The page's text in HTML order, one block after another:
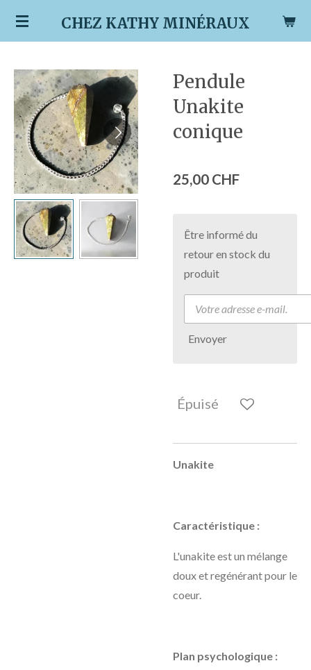
Passer
principal
CHEZ KATHY MINÉRAUX
Pendule
Unakite
conique
25,00 CHF
Être informé du
retour en stock du
produit
Envoyer
Épuisé
Unakite
Caractéristique :
L'unakite est un mélange
doux et regénérant pour le
coeur.
Plan psychologique :